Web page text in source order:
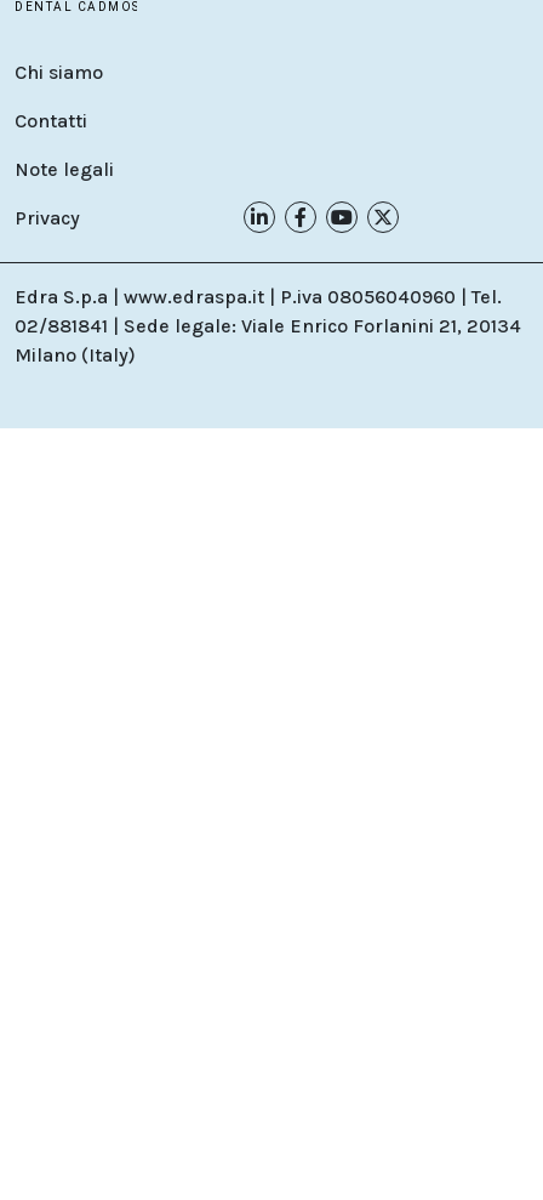
Chi siamo
Contatti
Note legali
Privacy
Edra S.p.a | www.edraspa.it | P.iva 08056040960 | Tel.
02/881841 | Sede legale: Viale Enrico Forlanini 21, 20134
Milano (Italy)